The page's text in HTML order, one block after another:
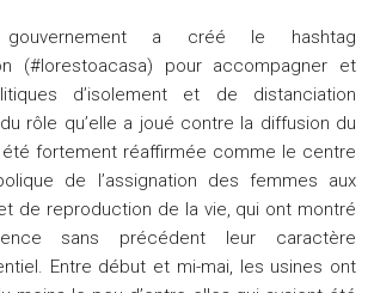
a créé le hashtag
(#Iorestoacasa) pour accompagner et
d’isolement et de distanciation
rôle qu’elle a joué contre la diffusion du
été fortement réaffirmée comme le centre
de l’assignation des femmes aux
de reproduction de la vie, qui ont montré
sans précédent leur caractère
Entre début et mi-mai, les usines ont